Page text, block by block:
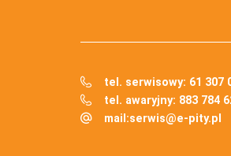
tel. serwisowy: 61 307
tel. awaryjny: 883 784
mail:serwis@e-pity.pl